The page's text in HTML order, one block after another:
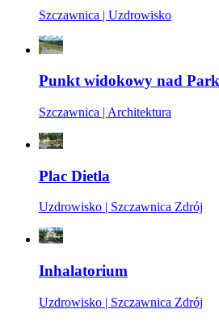
Szczawnica | Uzdrowisko
Punkt widokowy nad
Szczawnica | Architektura
Plac Dietla
Uzdrowisko | Szczawnica Zdrój
Inhalatorium
Uzdrowisko | Szczawnica Zdrój